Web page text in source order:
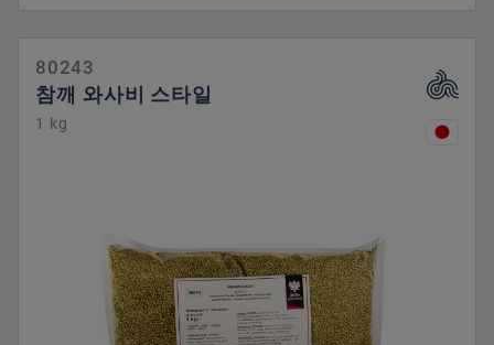
80243
참깨 와사비 스타일
1 kg